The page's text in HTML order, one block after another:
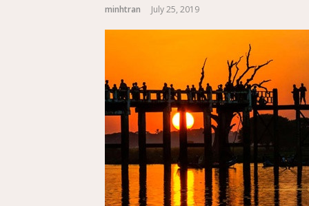
minhtran July 25, 2019